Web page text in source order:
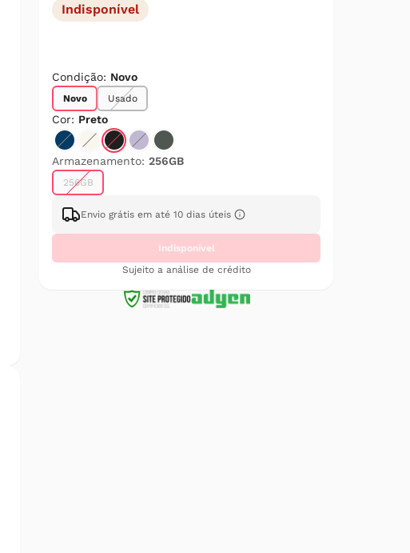
Indisponível
Condição: Novo
Novo Usado
Cor: Preto
Armazenamento: 256GB
256GB
Envio grátis em até 10 dias úteis
Indisponível
Sujeito a análise de crédito